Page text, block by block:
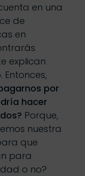
en una
de
en
explican
por
hacer
Porque,
nuestra
que
para
o no?